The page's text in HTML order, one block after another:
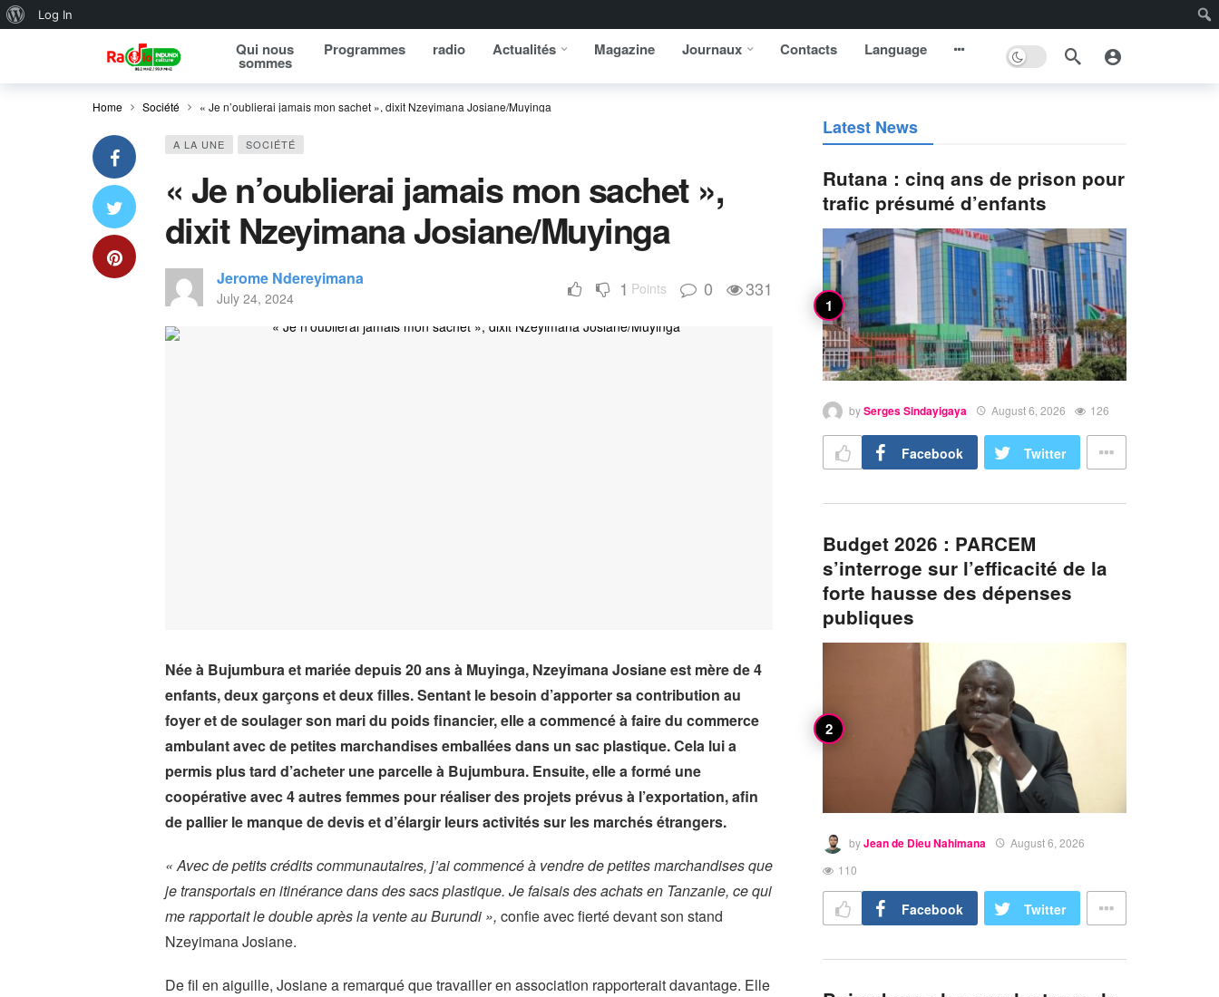
About WordPress
Log In
Qui nous
sommes
Programmes radio Actualités Magazine Journaux Contacts Language
Home Société « Je n’oublierai jamais mon sachet », dixit Nzeyimana Josiane/Muyinga
A LA UNE SOCIÉTÉ
« Je n’oublierai jamais mon sachet »,
dixit Nzeyimana Josiane/Muyinga
Jerome Ndereyimana
July 24, 2024 1 Points 0 331
Née à Bujumbura et mariée depuis 20 ans à Muyinga, Nzeyimana Josiane est mère de 4
enfants, deux garçons et deux filles. Sentant le besoin d’apporter sa contribution au
foyer et de soulager son mari du poids financier, elle a commencé à faire du commerce
ambulant avec de petites marchandises emballées dans un sac plastique. Cela lui a
permis plus tard d’acheter une parcelle à Bujumbura. Ensuite, elle a formé une
coopérative avec 4 autres femmes pour réaliser des projets prévus à l’exportation, afin
de pallier le manque de devis et d’élargir leurs activités sur les marchés étrangers.
« Avec de petits crédits communautaires, j’ai commencé à vendre de petites marchandises que
je transportais en itinérance dans des sacs plastique. Je faisais des achats en Tanzanie, ce qui
me rapportait le double après la vente au Burundi », confie avec fierté devant son stand
Nzeyimana Josiane.
De fil en aiguille, Josiane a remarqué que travailler en association rapporterait davantage. Elle
Latest News
Rutana : cinq ans de prison pour
trafic présumé d’enfants
bySerges Sindayigaya August 6, 2026 126
Facebook Twitter
Budget 2026 : PARCEM
s’interroge sur l’efficacité de la
forte hausse des dépenses
publiques
byJean de Dieu Nahimana
August 6, 2026
110
Facebook Twitter